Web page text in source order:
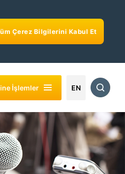
Çerez Bilgilerini Kabul Et
İşlemler EN